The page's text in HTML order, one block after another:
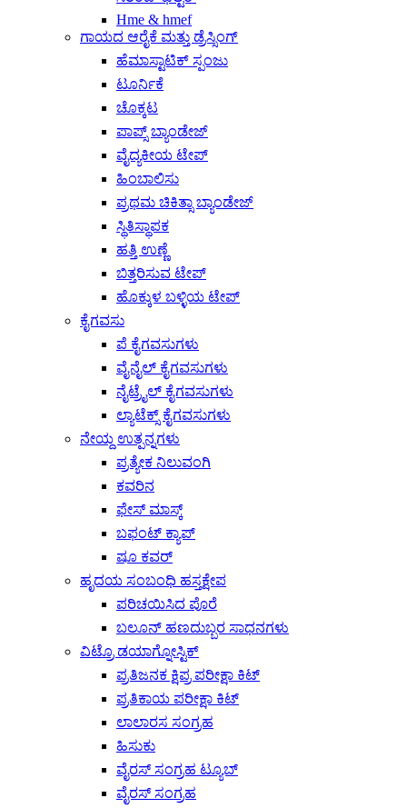
Hme & hmef
ಗಾಯದ ಆರೈಕೆ ಮತ್ತು ಡ್ರೆಸ್ಸಿಂಗ್
ಹೆಮಾಸ್ಟಾಟಿಕ್ ಸ್ಪಂಜು
ಟೂರ್ನಿಕೆ
ಚೊಕ್ಕಟ
ಪಾಪ್ಸ್ ಬ್ಯಾಂಡೇಜ್
ವೈದ್ಯಕೀಯ ಟೇಪ್
ಹಿಂಬಾಲಿಸು
ಪ್ರಥಮ ಚಿಕಿತ್ಸಾ ಬ್ಯಾಂಡೇಜ್
ಸ್ಥಿತಿಸ್ಥಾಪಕ
ಹತ್ತಿ ಉಣ್ಣೆ
ಬಿತ್ತರಿಸುವ ಟೇಪ್
ಹೊಕ್ಕುಳ ಬಳ್ಳಿಯ ಟೇಪ್
ಕೈಗವಸು
ಪೆ ಕೈಗವಸುಗಳು
ವೈನೈಲ್ ಕೈಗವಸುಗಳು
ನೈಟ್ರೈಲ್ ಕೈಗವಸುಗಳು
ಲ್ಯಾಟೆಕ್ಸ್ ಕೈಗವಸುಗಳು
ನೇಯ್ದ ಉತ್ಪನ್ನಗಳು
ಪ್ರತ್ಯೇಕ ನಿಲುವಂಗಿ
ಕವರಿನ
ಫೇಸ್ ಮಾಸ್ಕ್
ಬಫಂಟ್ ಕ್ಯಾಪ್
ಷೂ ಕವರ್
ಹೃದಯ ಸಂಬಂಧಿ ಹಸ್ತಕ್ಷೇಪ
ಪರಿಚಯಿಸಿದ ಪೊರೆ
ಬಲೂನ್ ಹಣದುಬ್ಬರ ಸಾಧನಗಳು
ವಿಟ್ರೊ ಡಯಾಗ್ನೋಸ್ಟಿಕ್
ಪ್ರತಿಜನಕ ಕ್ಷಿಪ್ರ ಪರೀಕ್ಷಾ ಕಿಟ್
ಪ್ರತಿಕಾಯ ಪರೀಕ್ಷಾ ಕಿಟ್
ಲಾಲಾರಸ ಸಂಗ್ರಹ
ಹಿಸುಕು
ವೈರಸ್ ಸಂಗ್ರಹ ಟ್ಯೂಬ್
ವೈರಸ್ ಸಂಗ್ರಹ